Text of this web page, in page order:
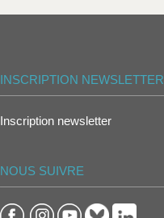
INSCRIPTION NEWSLETTER
Inscription newsletter
NOUS SUIVRE